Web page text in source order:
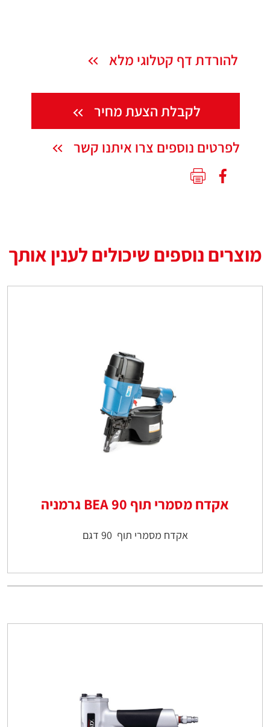
להורדת דף קטלוגי מלא
לקבלת הצעת מחיר
לפרטים נוספים צרו איתנו קשר
מוצרים נוספים שיכולים לענין אותך
אקדח מסמרי תוף 90 BEA גרמניה
אקדח מסמרי תוף 90 דגם